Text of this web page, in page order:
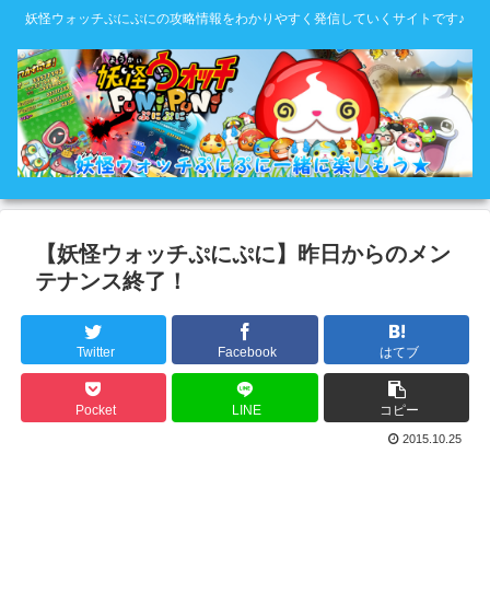
妖怪ウォッチぷにぷにの攻略情報をわかりやすく発信していくサイトです♪
【妖怪ウォッチぷにぷに】昨日からのメン
テナンス終了！
Twitter Facebook はてブ
Pocket LINE コピー
2015.10.25